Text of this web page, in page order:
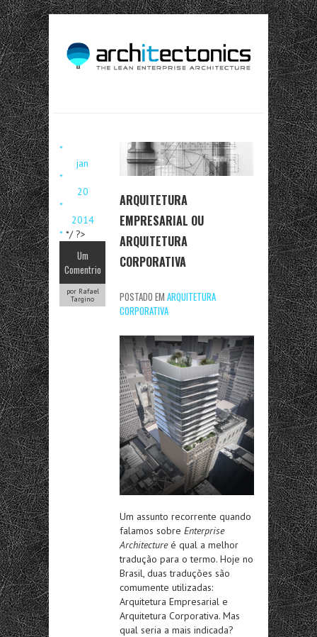
*
jan
*
20
*
2014
* */ ?>
Um
Comentrio
por Rafael
Targino
ARQUITETURA
EMPRESARIAL OU
ARQUITETURA
CORPORATIVA
POSTADO EM ARQUITETURA
CORPORATIVA
Um assunto recorrente quando
falamos sobre Enterprise
Architectureé qual a melhor
tradução para o termo. Hoje no
Brasil, duas traduções são
comumente utilizadas:
Arquitetura Empresarial e
Arquitetura Corporativa. Mas
qual seria a mais indicada?